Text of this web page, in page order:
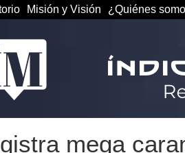
Misión y Visión ¿Quiénes
mega